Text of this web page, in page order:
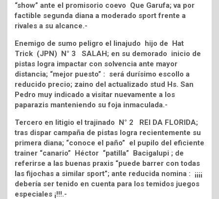
“show” ante el promisorio coevo Que Garufa; va por
factible segunda diana a moderado sport frente a
rivales a su alcance.-
Enemigo de sumo peligro el linajudo hijo de Hat
Trick (JPN) N° 3 SALAH; en su demorado inicio de
pistas logra impactar con solvencia ante mayor
distancia; “mejor puesto” : será durísimo escollo a
reducido precio; zaino del actualizado stud Hs. San
Pedro muy indicado a visitar nuevamente a los
paparazis manteniendo su foja inmaculada.-
Tercero en litigio el trajinado N° 2 REI DA FLORIDA;
tras dispar campaña de pistas logra recientemente su
primera diana; “conoce el paño” el pupilo del eficiente
trainer “canario” Héctor “patilla” Bacigalupi ; de
referirse a las buenas praxis “puede barrer con todas
las fijochas a similar sport”; ante reducida nomina : ¡¡¡¡
debería ser tenido en cuenta para los temidos juegos
especiales ¡!!!.-